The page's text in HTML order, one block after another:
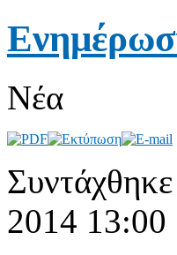
Νέα
2014 13:00